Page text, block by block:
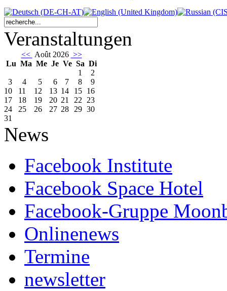
Veranstaltungen
<< Août 2026 >>
Lu Ma Me Je Ve Sa Di
1
2
3
4 5 6 7 8
9
10
11 12 13 14 15 16
17
18 19 20 21 22 23
24
25 26 27 28 29 30
31
News
Facebook Institute
Facebook Space Hotel
Facebook-Gruppe
Onlinenews
Termine
newsletter